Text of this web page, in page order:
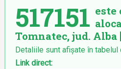
517151 este
Tomnatec, jud. Alba
Detaliile sunt afișate în tabelul
Link direct: